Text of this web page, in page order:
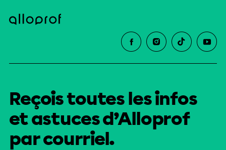
Reçois toutes les infos
et astuces d’Alloprof
par courriel.